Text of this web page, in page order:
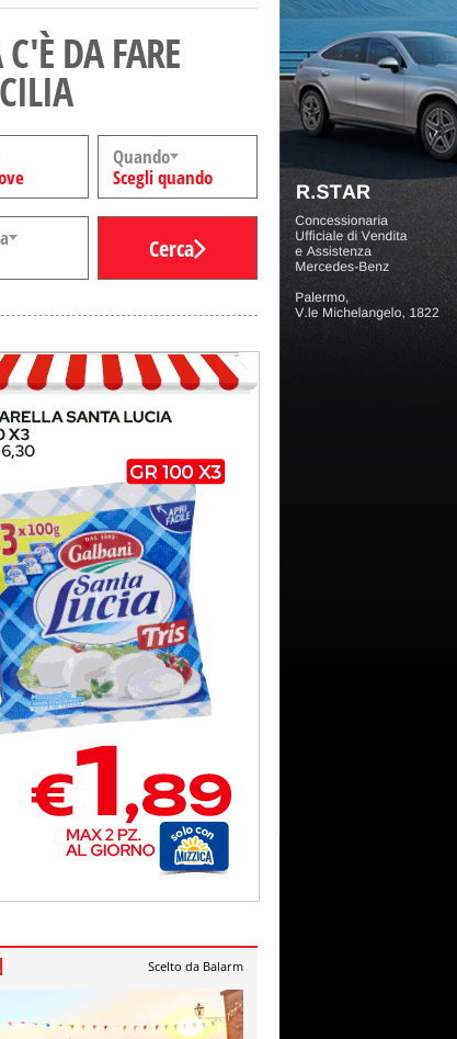
C'È DA FARE
Quando
Scegli quando
Cerca
Scelto da Balarm